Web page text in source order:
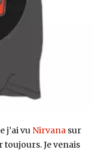
j’ai vu Nirvanasur
toujours. Je venais